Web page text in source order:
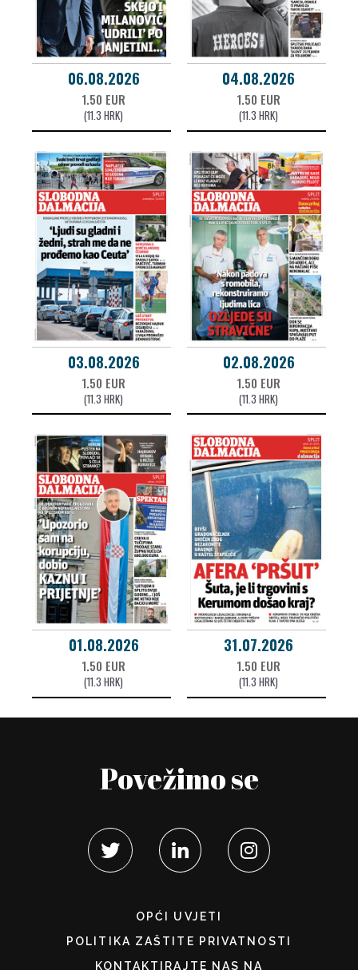
06.08.2026
1.50 EUR
(11.3 HRK)
04.08.2026
1.50 EUR
(11.3 HRK)
03.08.2026
1.50 EUR
(11.3 HRK)
02.08.2026
1.50 EUR
(11.3 HRK)
01.08.2026
1.50 EUR
(11.3 HRK)
31.07.2026
1.50 EUR
(11.3 HRK)
Povežimo se
OPĆI UVJETI
POLITIKA ZAŠTITE PRIVATNOSTI
KONTAKTIRAJTE NAS NA